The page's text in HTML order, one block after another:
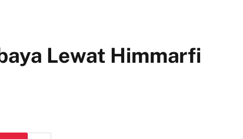
Lewat Himmarfi